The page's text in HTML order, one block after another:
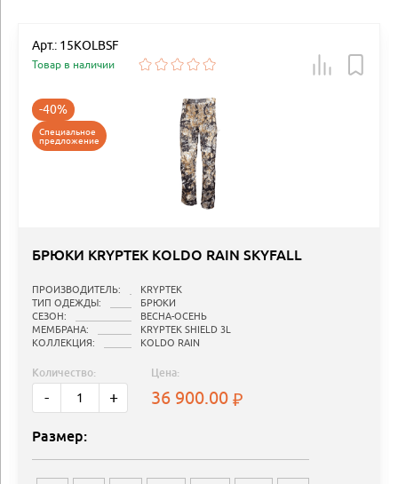
Арт.: 15KOLBSF
Товар в наличии
-40%
Специальное
предложение
БРЮКИ KRYPTEK KOLDO RAIN SKYFALL
ПРОИЗВОДИТЕЛЬ:
KRYPTEK
ТИП ОДЕЖДЫ:
БРЮКИ
СЕЗОН:
ВЕСНА-ОСЕНЬ
МЕМБРАНА:
KRYPTEK SHIELD 3L
КОЛЛЕКЦИЯ:
KOLDO RAIN
Количество:
- +
Цена:
36 900.00
Размер: